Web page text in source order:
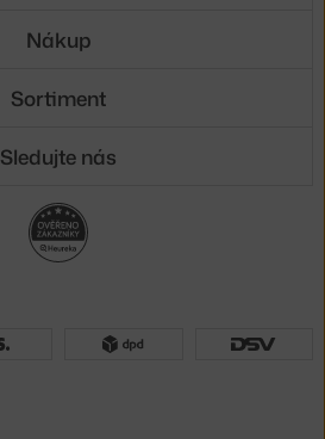
Nákup
Sortiment
Sledujte nás